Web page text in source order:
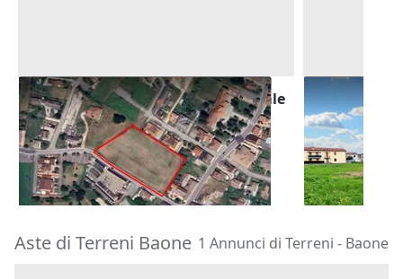
Asta Terreno edificabile residenziale
di 8.250 mq
Piacenza d'Adige (Padova)
16.712 €
08/10/2026
Asta
di 5.900 mq
Castegnero
85.000 €
16/11/2026
Aste di Terreni Baone 1 Annunci di Terreni - Baone